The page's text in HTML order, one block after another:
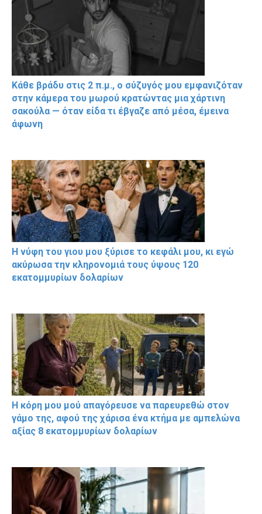
Κάθε βράδυ στις 2 π.μ., ο σύζυγός μου εμφανιζόταν
στην κάμερα του μωρού κρατώντας μια χάρτινη
σακούλα — όταν είδα τι έβγαζε από μέσα, έμεινα
άφωνη
Η νύφη του γιου μου ξύρισε το κεφάλι μου, κι εγώ
ακύρωσα την κληρονομιά τους ύψους 120
εκατομμυρίων δολαρίων
Η κόρη μου μού απαγόρευσε να παρευρεθώ στον
γάμο της, αφού της χάρισα ένα κτήμα με αμπελώνα
αξίας 8 εκατομμυρίων δολαρίων